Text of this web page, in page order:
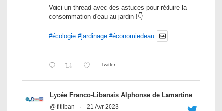
Voici un thread avec des astuces pour réduire la
consommation d'eau au jardin !👇
#écologie #jardinage #économiedeau
Twitter
Lycée Franco-Libanais Alphonse de Lamartine
@lfltliban · 21 Avr 2023